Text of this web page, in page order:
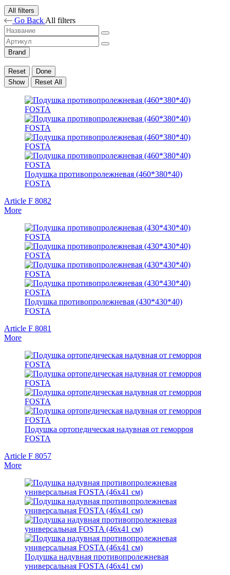
All filters
Go Back All filters
Brand
Reset
Done
Show
Reset All
Подушка противопролежневая (460*380*40)
FOSTA
Article F 8082
More
Подушка противопролежневая (430*430*40)
FOSTA
Article F 8081
More
Подушка ортопедическая надувная от геморроя
FOSTA
Article F 8057
More
Подушка надувная противопролежневая
универсальная FOSTA (46х41 см)